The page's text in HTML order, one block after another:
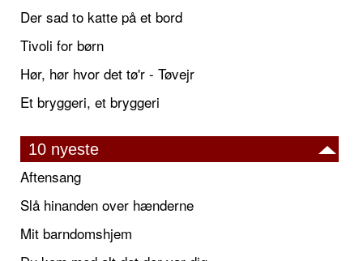
Der sad to katte på et bord
Tivoli for børn
Hør, hør hvor det tø'r - Tøvejr
Et bryggeri, et bryggeri
10 nyeste
Aftensang
Slå hinanden over hænderne
Mit barndomshjem